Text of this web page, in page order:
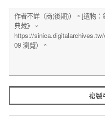
複製